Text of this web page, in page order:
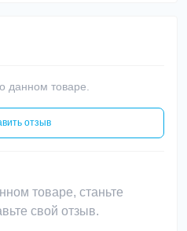
данном товаре.
отзыв
товаре, станьте
свой отзыв.